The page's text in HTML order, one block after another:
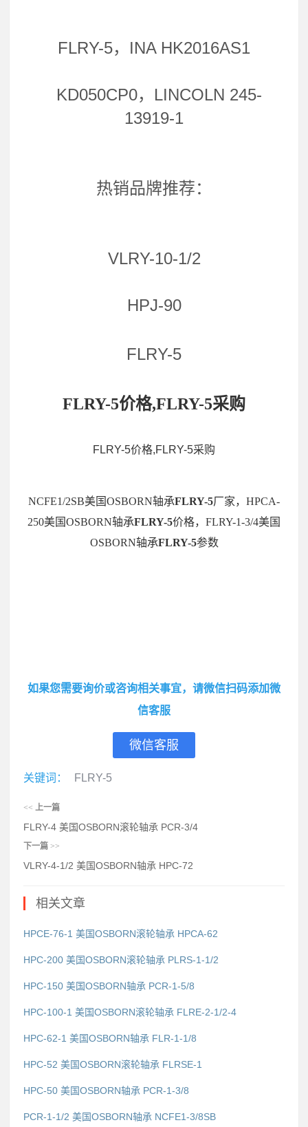
FLRY-5，INA HK2016AS1
KD050CP0，LINCOLN 245-
13919-1
热销品牌推荐：
VLRY-10-1/2
HPJ-90
FLRY-5
FLRY-5价格,FLRY-5采购
FLRY-5价格,FLRY-5采购
NCFE1/2SB美国OSBORN轴承FLRY-5厂家，HPCA-
250美国OSBORN轴承FLRY-5价格，FLRY-1-3/4美国
OSBORN轴承FLRY-5参数
如果您需要询价或咨询相关事宜，请微信扫码添加微
信客服
微信客服
关键词： FLRY-5
<< 上一篇
FLRY-4 美国OSBORN滚轮轴承 PCR-3/4
下一篇 >>
VLRY-4-1/2 美国OSBORN轴承 HPC-72
相关文章
HPCE-76-1 美国OSBORN滚轮轴承 HPCA-62
HPC-200 美国OSBORN滚轮轴承 PLRS-1-1/2
HPC-150 美国OSBORN轴承 PCR-1-5/8
HPC-100-1 美国OSBORN滚轮轴承 FLRE-2-1/2-4
HPC-62-1 美国OSBORN轴承 FLR-1-1/8
HPC-52 美国OSBORN滚轮轴承 FLRSE-1
HPC-50 美国OSBORN轴承 PCR-1-3/8
PCR-1-1/2 美国OSBORN轴承 NCFE1-3/8SB